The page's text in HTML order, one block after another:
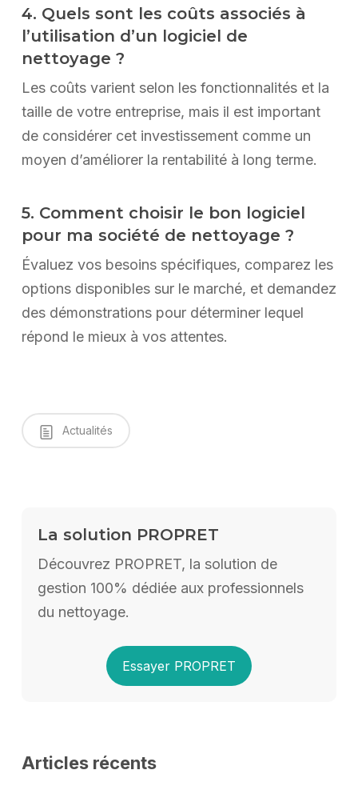
4. Quels sont les coûts associés à
l’utilisation d’un logiciel de
nettoyage ?
Les coûts varient selon les fonctionnalités et la
taille de votre entreprise, mais il est important
de considérer cet investissement comme un
moyen d’améliorer la rentabilité à long terme.
5. Comment choisir le bon logiciel
pour ma société de nettoyage ?
Évaluez vos besoins spécifiques, comparez les
options disponibles sur le marché, et demandez
des démonstrations pour déterminer lequel
répond le mieux à vos attentes.
Actualités
La solution PROPRET
Découvrez PROPRET, la solution de
gestion 100% dédiée aux professionnels
du nettoyage.
Essayer PROPRET
Articles récents